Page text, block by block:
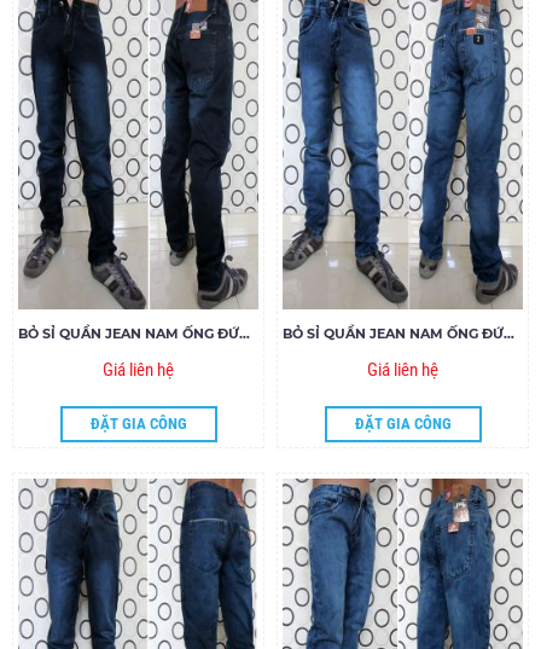
BỎ SỈ QUẦN JEAN NAM ỐNG ĐỨNG 266 - E180
Giá liên hệ
ĐẶT GIA CÔNG
BỎ SỈ QUẦN JEAN NAM ỐNG ĐỨNG 294 - E180
Giá liên hệ
ĐẶT GIA CÔNG